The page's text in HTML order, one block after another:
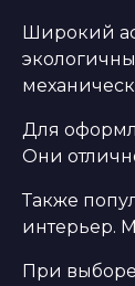
Широкий
Для
Они
Также
интерьер.
При выборе